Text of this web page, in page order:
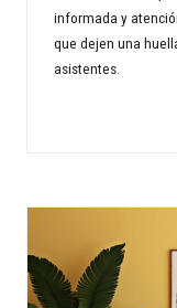
informada y
que dejen una
asistentes.